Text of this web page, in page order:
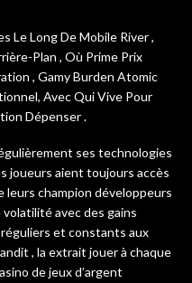
Le Long De Mobile River ,
Plan , Où Prime Prix
, Gamy Burden Atomic
Avec Qui Vive Pour
Dépenser .
ses technologies
joueurs aient toujours accès
leurs champion développeurs
avec des gains
et constants aux
, la extrait jouer à chaque
de jeux d’argent